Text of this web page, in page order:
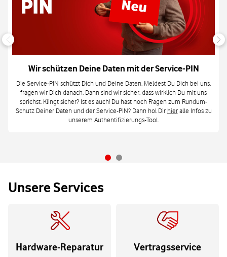
Wir schützen Deine Daten mit der Service-PIN
Die Service-PIN schützt Dich und Deine Daten. Meldest Du Dich bei uns,
fragen wir Dich danach. Dann sind wir sicher, dass wirklich Du mit uns
sprichst. Klingt sicher? Ist es auch! Du hast noch Fragen zum Rundum-
Schutz Deiner Daten und der Service-PIN? Dann hol Dir hieralle Infos zu
unserem Authentifizierungs-Tool.
Unsere Services
Hardware-Reparatur Vertragsservice